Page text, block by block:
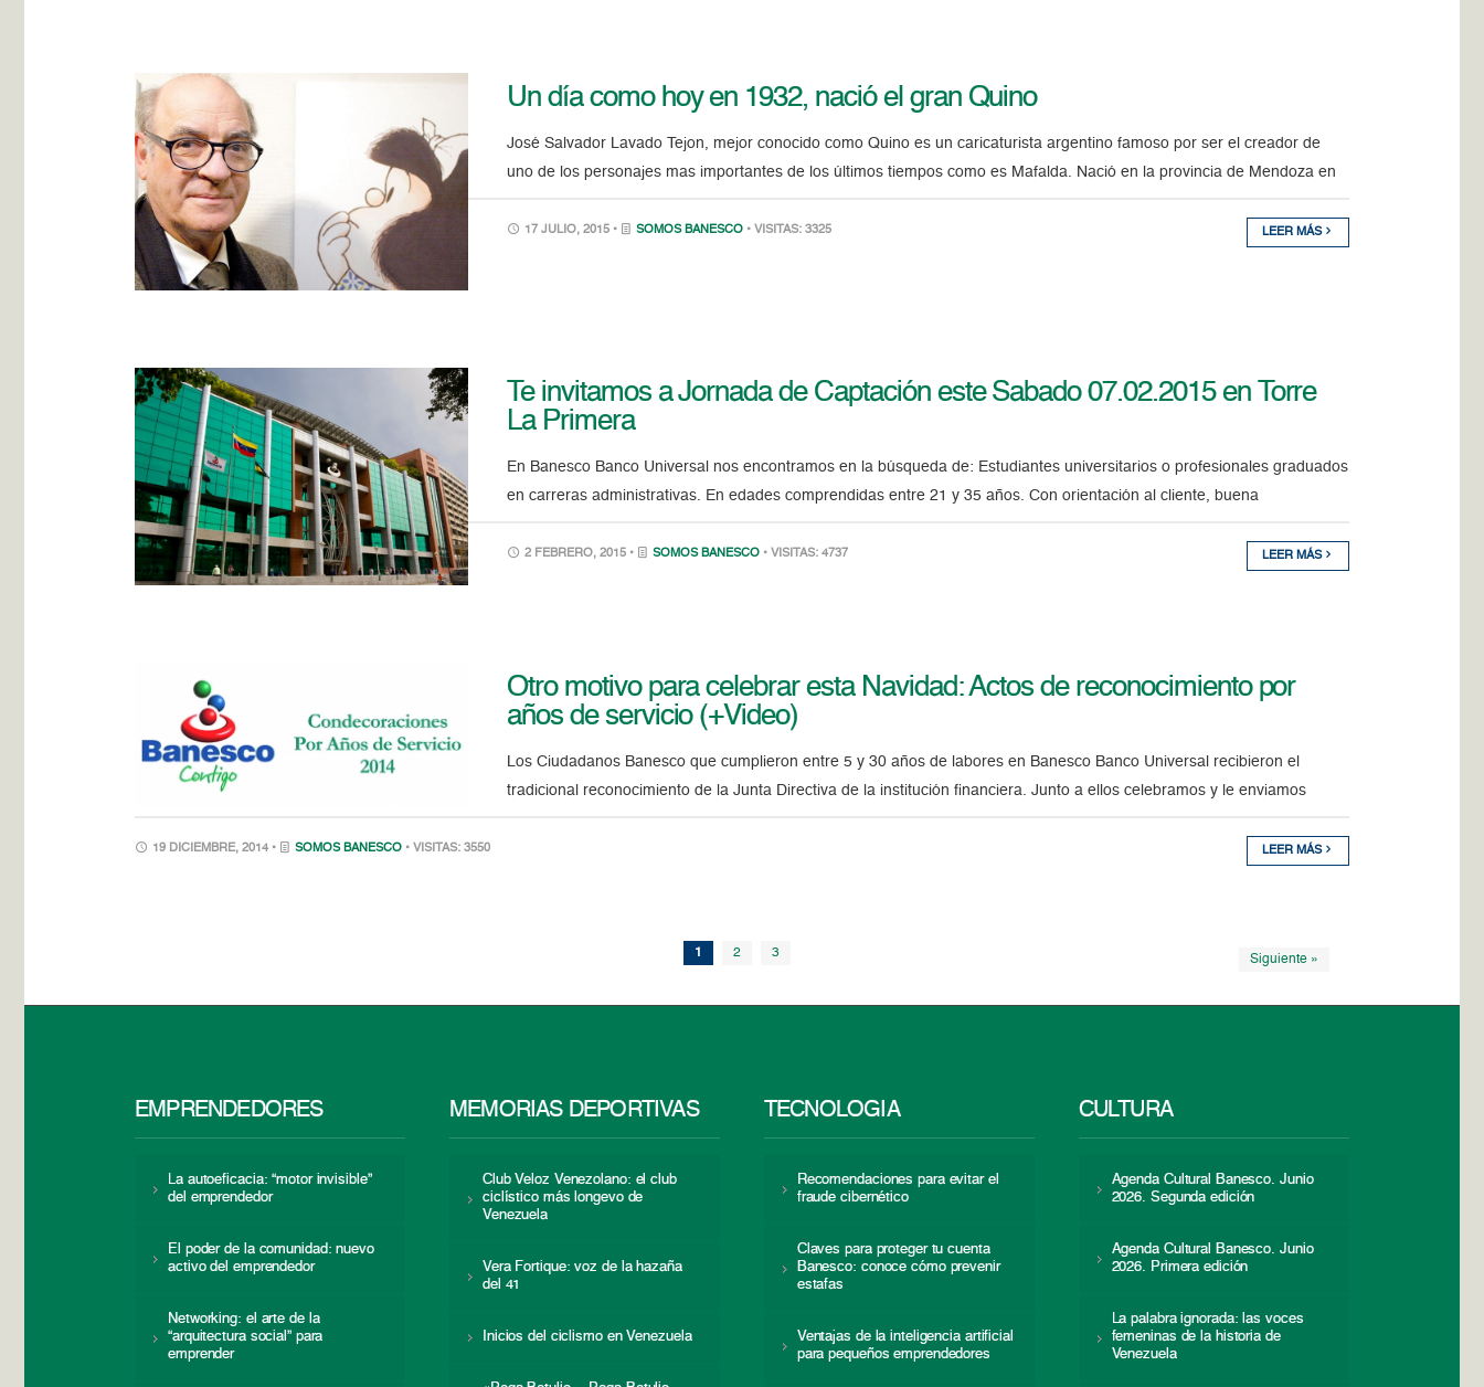
Un día como hoy en 1932, nació el gran Quino
José Salvador Lavado Tejon, mejor conocido como Quino es un caricaturista argentino famoso por ser el creador de
uno de los personajes mas importantes de los últimos tiempos como es Mafalda. Nació en la provincia de Mendoza en
17 JULIO, 2015 • SOMOS BANESCO • VISITAS: 3325 LEER MÁS
Te invitamos a Jornada de Captación este Sabado 07.02.2015 en Torre
La Primera
En Banesco Banco Universal nos encontramos en la búsqueda de: Estudiantes universitarios o profesionales graduados
en carreras administrativas. En edades comprendidas entre 21 y 35 años. Con orientación al cliente, buena
2 FEBRERO, 2015 • SOMOS BANESCO • VISITAS: 4737 LEER MÁS
Otro motivo para celebrar esta Navidad: Actos de reconocimiento por
años de servicio (+Video)
Los Ciudadanos Banesco que cumplieron entre 5 y 30 años de labores en Banesco Banco Universal recibieron el
tradicional reconocimiento de la Junta Directiva de la institución financiera. Junto a ellos celebramos y le enviamos
19 DICIEMBRE, 2014 • SOMOS BANESCO • VISITAS: 3550 LEER MÁS
1 2 3
Siguiente »
EMPRENDEDORES
La autoeficacia: “motor invisible”
del emprendedor
El poder de la comunidad: nuevo
activo del emprendedor
Networking: el arte de la
“arquitectura social” para
emprender
MEMORIAS DEPORTIVAS
Club Veloz Venezolano: el club
ciclístico más longevo de
Venezuela
Vera Fortique: voz de la hazaña
del 41
Inicios del ciclismo en Venezuela
TECNOLOGÍA
Recomendaciones para evitar el
fraude cibernético
Claves para proteger tu cuenta
Banesco: conoce cómo prevenir
estafas
Ventajas de la inteligencia artificial
para pequeños emprendedores
CULTURA
Agenda Cultural Banesco. Junio
2026. Segunda edición
Agenda Cultural Banesco. Junio
2026. Primera edición
La palabra ignorada: las voces
femeninas de la historia de
Venezuela